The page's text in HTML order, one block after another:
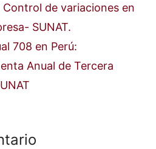
de variaciones en
SUNAT.
708 en Perú:
Anual de Tercera